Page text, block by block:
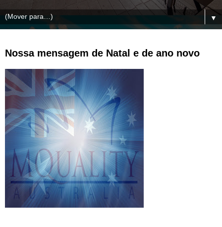
▼
Nossa mensagem de Natal e de ano novo